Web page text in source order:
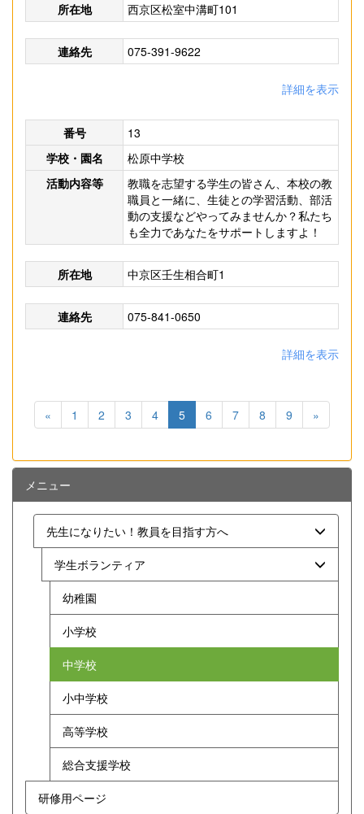
所在地 西京区松室中溝町101
連絡先 075-391-9622
詳細を表示
番号
13
学校・園名
松原中学校
活動内容等
教職を志望する学生の皆さん、本校の教
職員と一緒に、生徒との学習活動、部活
動の支援などやってみませんか？私たち
も全力であなたをサポートしますよ！
所在地 中京区壬生相合町1
連絡先 075-841-0650
詳細を表示
« 1 2 3 4 5 6 7 8 9 »
メニュー
先生になりたい！教員を目指す方へ
学生ボランティア
幼稚園
小学校
中学校
小中学校
高等学校
総合支援学校
研修用ページ